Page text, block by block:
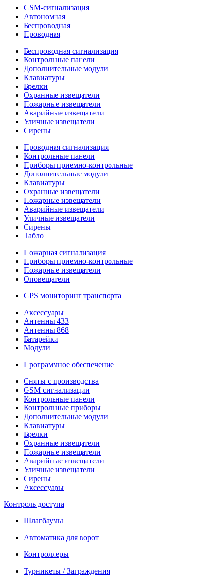
GSM-сигнализация
Автономная
Беспроводная
Проводная
Беспроводная сигнализация
Контрольные панели
Дополнительные модули
Клавиатуры
Брелки
Охранные извещатели
Пожарные извещатели
Аварийные извещатели
Уличные извещатели
Сирены
Проводная сигнализация
Контрольные панели
Приборы приемно-контрольные
Дополнительные модули
Клавиатуры
Охранные извещатели
Пожарные извещатели
Аварийные извещатели
Уличные извещатели
Сирены
Табло
Пожарная сигнализация
Приборы приемно-контрольные
Пожарные извещатели
Оповещатели
GPS мониторинг транспорта
Аксессуары
Антенны 433
Антенны 868
Батарейки
Модули
Программное обеспечение
Сняты с производства
GSM сигнализации
Контрольные панели
Контрольные приборы
Дополнительные модули
Клавиатуры
Брелки
Охранные извещатели
Пожарные извещатели
Аварийные извещатели
Уличные извещатели
Сирены
Аксессуары
Контроль доступа
Шлагбаумы
Автоматика для ворот
Контроллеры
Турникеты / Заграждения